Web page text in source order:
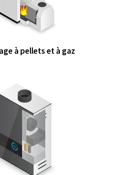
à pellets et à gaz